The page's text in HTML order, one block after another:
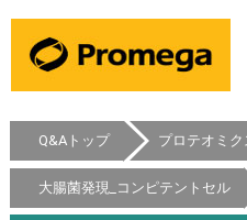
Q&Aトップ プロテオミク
大腸菌発現_コンピテントセル